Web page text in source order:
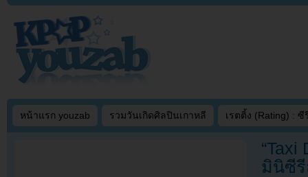
หน้าแรก youzab รวมวันเกิดศิลปินเกาหลี เรตติ้ง (Rating) : ซี
มินิซีรี